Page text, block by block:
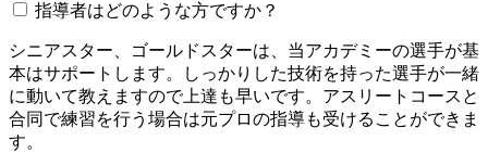
指導者はどのような方ですか？
シニアスター、ゴールドスターは、当アカデミーの選手が基
本はサポートします。しっかりした技術を持った選手が一緒
に動いて教えますので上達も早いです。アスリートコースと
合同で練習を行う場合は元プロの指導も受けることができま
す。